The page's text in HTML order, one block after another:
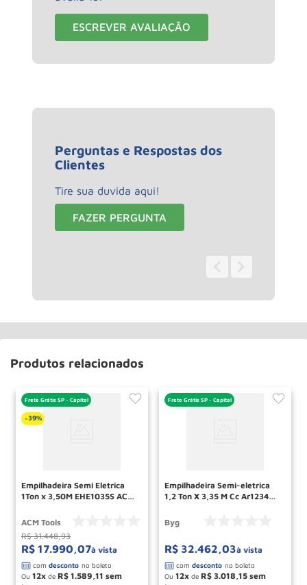
ESCREVER AVALIAÇÃO
Perguntas e Respostas dos
Clientes
Tire sua duvida aqui!
FAZER PERGUNTA
Produtos relacionados
Frete Grátis SP - Capital
-39%
Empilhadeira Semi Eletrica
1Ton x 3,50M EHE1035S ACM
ACM Tools
R$ 31.448,93
R$ 17.990,07à vista
Ou 12 de R$ 1.589,11
Frete Grátis SP - Capital
Empilhadeira Semi-eletrica
1,2 Ton X 3,35 M Cc Ar1234
Byg
R$ 32.462,03à vista
Ou 12 de R$ 3.018,15